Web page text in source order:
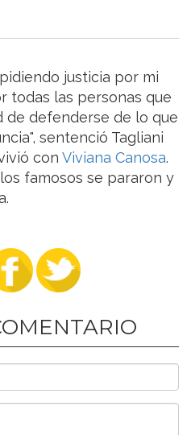
justicia por mi
todas las personas que
de defenderse de lo que
sentenció Tagliani
con Viviana Canosa.
famosos se pararon y